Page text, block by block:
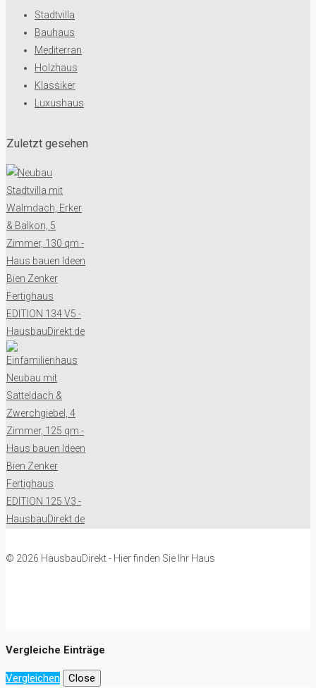
Stadtvilla
Bauhaus
Mediterran
Holzhaus
Klassiker
Luxushaus
Zuletzt gesehen
© 2026 HausbauDirekt - Hier finden Sie Ihr Haus
Vergleiche Einträge
Vergleichen Close